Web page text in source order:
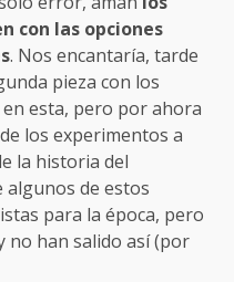
con las opciones
. Nos encantaría, tarde
pieza con los
esta, pero por ahora
los experimentos a
la historia del
algunos de estos
para la época, pero
no han salido así (por